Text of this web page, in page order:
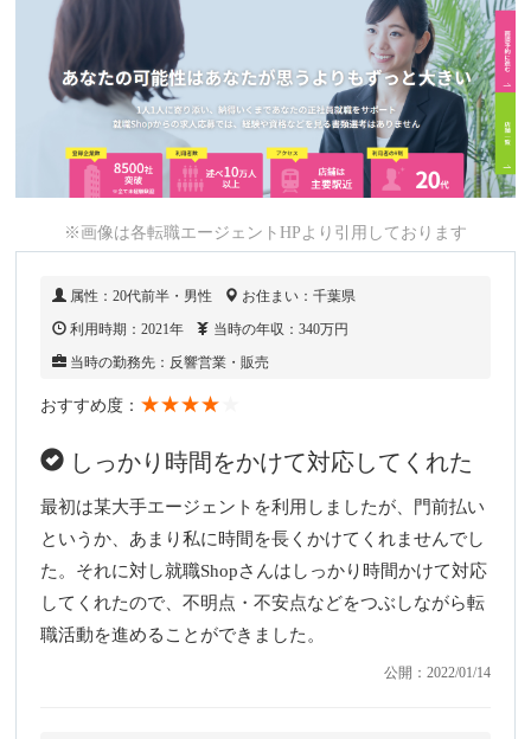
※画像は各転職エージェントHPより引用しております
属性：20代前半・男性
お住まい：千葉県
利用時期：2021年
当時の年収：340万円
当時の勤務先：反響営業・販売
おすすめ度： ★★★★
しっかり時間をかけて対応してくれた
最初は某大手エージェントを利用しましたが、門前払い
というか、あまり私に時間を長くかけてくれませんでし
た。それに対し就職Shopさんはしっかり時間かけて対応
してくれたので、不明点・不安点などをつぶしながら転
職活動を進めることができました。
公開：2022/01/14